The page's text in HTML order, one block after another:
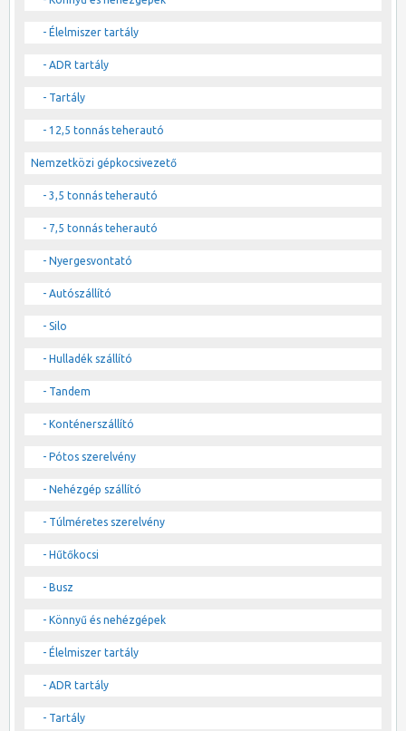
- Élelmiszer tartály
- ADR tartály
- Tartály
- 12,5 tonnás teherautó
Nemzetközi gépkocsivezető
- 3,5 tonnás teherautó
- 7,5 tonnás teherautó
- Nyergesvontató
- Autószállító
- Silo
- Hulladék szállító
- Tandem
- Konténerszállító
- Pótos szerelvény
- Nehézgép szállító
- Túlméretes szerelvény
- Hűtőkocsi
- Busz
- Könnyű és nehézgépek
- Élelmiszer tartály
- ADR tartály
- Tartály